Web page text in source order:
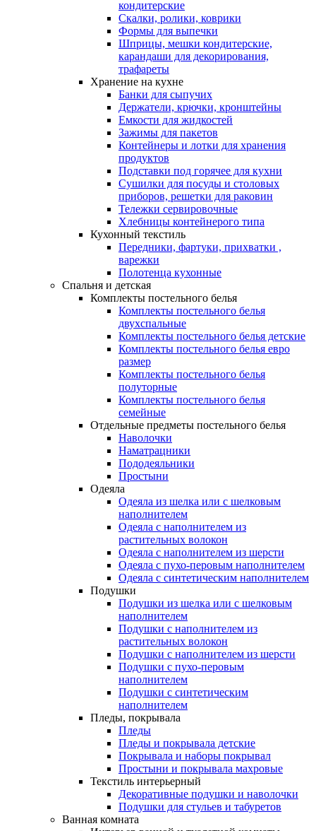
кондитерские
Скалки, ролики, коврики
Формы для выпечки
Шприцы, мешки кондитерские,
карандаши для декорирования,
трафареты
Хранение на кухне
Банки для сыпучих
Держатели, крючки, кронштейны
Емкости для жидкостей
Зажимы для пакетов
Контейнеры и лотки для хранения
продуктов
Подставки под горячее для кухни
Сушилки для посуды и столовых
приборов, решетки для раковин
Тележки сервировочные
Хлебницы контейнерого типа
Кухонный текстиль
Передники, фартуки, прихватки ,
варежки
Полотенца кухонные
Спальня и детская
Комплекты постельного белья
Комплекты постельного белья
двухспальные
Комплекты постельного белья детские
Комплекты постельного белья евро
размер
Комплекты постельного белья
полуторные
Комплекты постельного белья
семейные
Отдельные предметы постельного белья
Наволочки
Наматрацники
Пододеяльники
Простыни
Одеяла
Одеяла из шелка или с шелковым
наполнителем
Одеяла с наполнителем из
растительных волокон
Одеяла с наполнителем из шерсти
Одеяла с пухо-перовым наполнителем
Одеяла с синтетическим наполнителем
Подушки
Подушки из шелка или с шелковым
наполнителем
Подушки с наполнителем из
растительных волокон
Подушки с наполнителем из шерсти
Подушки с пухо-перовым
наполнителем
Подушки с синтетическим
наполнителем
Пледы, покрывала
Пледы
Пледы и покрывала детские
Покрывала и наборы покрывал
Простыни и покрывала махровые
Текстиль интерьерный
Декоративные подушки и наволочки
Подушки для стульев и табуретов
Ванная комната